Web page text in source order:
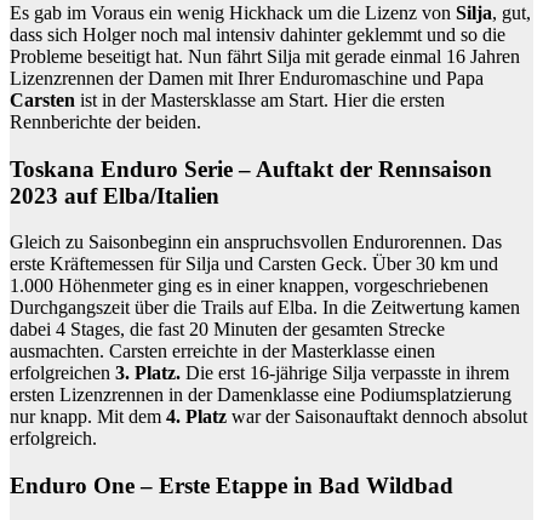
Es gab im Voraus ein wenig Hickhack um die Lizenz von Silja, gut,
dass sich Holger noch mal intensiv dahinter geklemmt und so die
Probleme beseitigt hat. Nun fährt Silja mit gerade einmal 16 Jahren
Lizenzrennen der Damen mit Ihrer Enduromaschine und Papa
Carsten ist in der Mastersklasse am Start. Hier die ersten
Rennberichte der beiden.
Toskana Enduro Serie – Auftakt der Rennsaison
2023 auf Elba/Italien
Gleich zu Saisonbeginn ein anspruchsvollen Endurorennen. Das
erste Kräftemessen für Silja und Carsten Geck. Über 30 km und
1.000 Höhenmeter ging es in einer knappen, vorgeschriebenen
Durchgangszeit über die Trails auf Elba. In die Zeitwertung kamen
dabei 4 Stages, die fast 20 Minuten der gesamten Strecke
ausmachten. Carsten erreichte in der Masterklasse einen
erfolgreichen 3. Platz. Die erst 16-jährige Silja verpasste in ihrem
ersten Lizenzrennen in der Damenklasse eine Podiumsplatzierung
nur knapp. Mit dem 4. Platz war der Saisonauftakt dennoch absolut
erfolgreich.
Enduro One – Erste Etappe in Bad Wildbad